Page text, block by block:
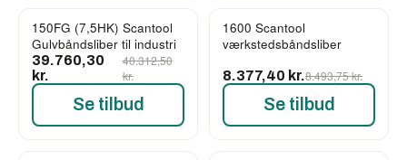
-1%
150FG (7,5HK) Scantool
Gulvbåndsliber til industri
39.760,30
kr.
40.312,50
kr.
Se tilbud
-1%
1600 Scantool
værkstedsbåndsliber
8.377,40 kr.8.493,75 kr.
Se tilbud